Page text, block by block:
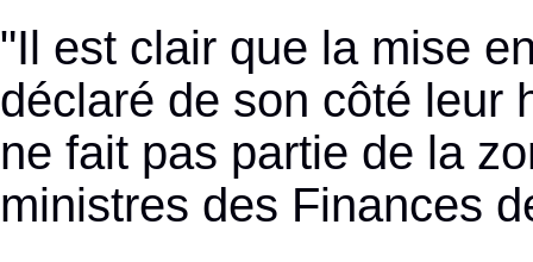
"Il est clair que la mise
déclaré de son côté leur
ne fait pas partie de la
ministres des Finances